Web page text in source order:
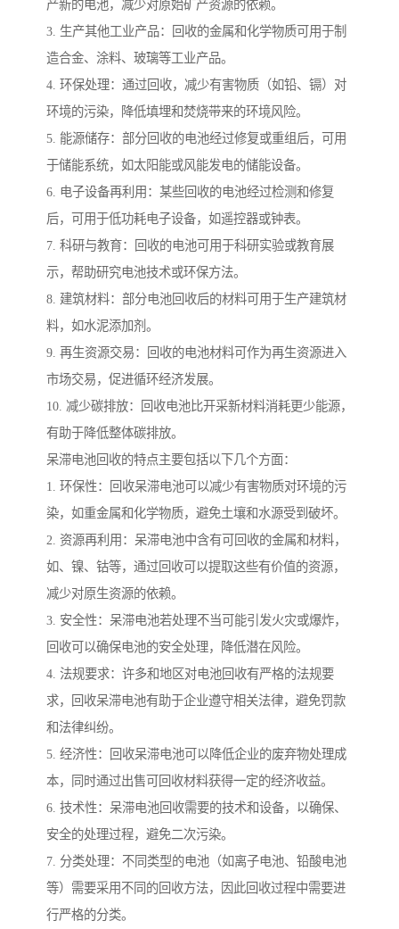
产新的电池，减少对原始矿产资源的依赖。
3. 生产其他工业产品：回收的金属和化学物质可用于制
造合金、涂料、玻璃等工业产品。
4. 环保处理：通过回收，减少有害物质（如铅、镉）对
环境的污染，降低填埋和焚烧带来的环境风险。
5. 能源储存：部分回收的电池经过修复或重组后，可用
于储能系统，如太阳能或风能发电的储能设备。
6. 电子设备再利用：某些回收的电池经过检测和修复
后，可用于低功耗电子设备，如遥控器或钟表。
7. 科研与教育：回收的电池可用于科研实验或教育展
示，帮助研究电池技术或环保方法。
8. 建筑材料：部分电池回收后的材料可用于生产建筑材
料，如水泥添加剂。
9. 再生资源交易：回收的电池材料可作为再生资源进入
市场交易，促进循环经济发展。
10. 减少碳排放：回收电池比开采新材料消耗更少能源，
有助于降低整体碳排放。
呆滞电池回收的特点主要包括以下几个方面：
1. 环保性：回收呆滞电池可以减少有害物质对环境的污
染，如重金属和化学物质，避免土壤和水源受到破坏。
2. 资源再利用：呆滞电池中含有可回收的金属和材料，
如、镍、钴等，通过回收可以提取这些有价值的资源，
减少对原生资源的依赖。
3. 安全性：呆滞电池若处理不当可能引发火灾或爆炸，
回收可以确保电池的安全处理，降低潜在风险。
4. 法规要求：许多和地区对电池回收有严格的法规要
求，回收呆滞电池有助于企业遵守相关法律，避免罚款
和法律纠纷。
5. 经济性：回收呆滞电池可以降低企业的废弃物处理成
本，同时通过出售可回收材料获得一定的经济收益。
6. 技术性：呆滞电池回收需要的技术和设备，以确保、
安全的处理过程，避免二次污染。
7. 分类处理：不同类型的电池（如离子电池、铅酸电池
等）需要采用不同的回收方法，因此回收过程中需要进
行严格的分类。